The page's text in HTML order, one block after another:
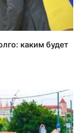
каким будет